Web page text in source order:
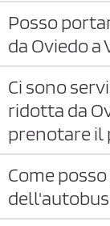
Posso
da Oviedo a
Ci sono
ridotta da
prenotare il
Come